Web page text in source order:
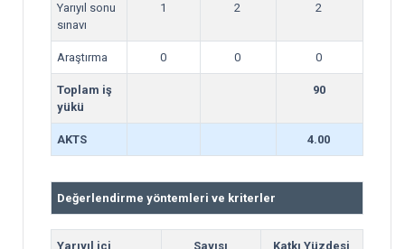
Yarıyıl sonu
sınavı
1 2 2
Araştırma 0 0 0
Toplam iş
yükü
90
AKTS 4.00
Değerlendirme yöntemleri ve kriterler
Yarıyıl içi
Sayısı Katkı Yüzdesi